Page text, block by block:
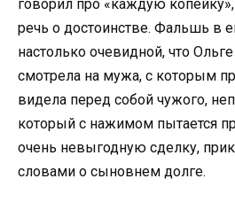
говорил про «каждую
речь о достоинстве. Фальшь в
настолько очевидной, что
смотрела на мужа, с которым
видела перед собой чужого,
который с нажимом пытается
очень невыгодную сделку,
словами о сыновнем долге.